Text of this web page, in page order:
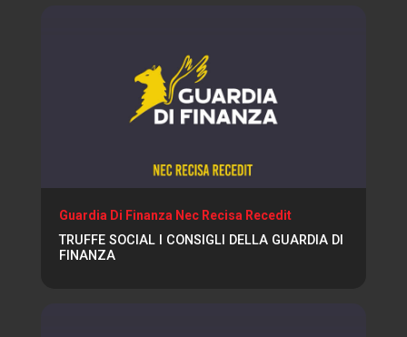
Guardia Di Finanza Nec Recisa Recedit
TRUFFE SOCIAL I CONSIGLI DELLA GUARDIA DI
FINANZA